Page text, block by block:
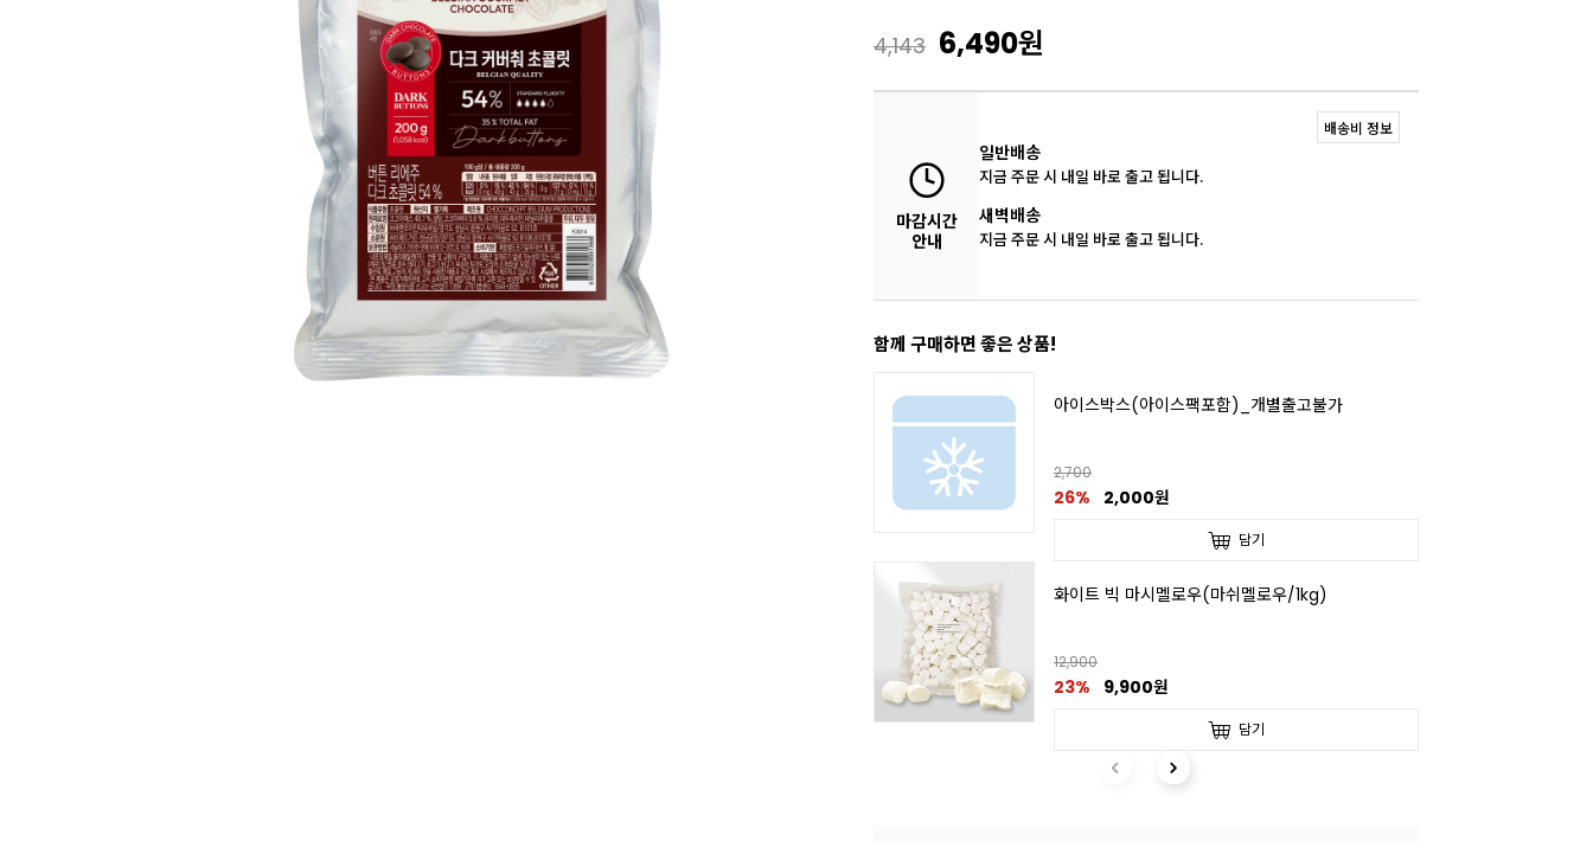
4,143 6,490원
마감시간
안내
일반배송
지금 주문 시 내일 바로 출고 됩니다.
새벽배송
지금 주문 시 내일 바로 출고 됩니다.
배송비 정보
함께 구매하면 좋은 상품!
아이스박스(아이스팩포함)_개별출고불가
2,700
26% 2,000원
담기
화이트 빅 마시멜로우(마쉬멜로우/1kg)
12,900
23% 9,900원
담기